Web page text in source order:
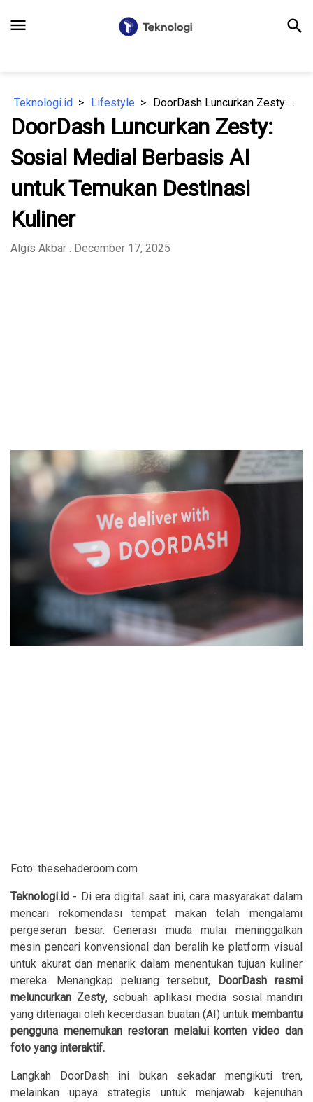
menu search
Teknologi.id Lifestyle DoorDash Luncurkan Zesty: Sosial Medial Berbasis AI untuk Temukan Destinasi Kuliner
DoorDash Luncurkan Zesty:
Sosial Medial Berbasis AI
untuk Temukan Destinasi
Kuliner
Algis Akbar . December 17, 2025
Foto: thesehaderoom.com
Teknologi.id - Di era digital saat ini, cara masyarakat dalam
mencari rekomendasi tempat makan telah mengalami
pergeseran besar. Generasi muda mulai meninggalkan
mesin pencari konvensional dan beralih ke platform visual
untuk akurat dan menarik dalam menentukan tujuan kuliner
mereka. Menangkap peluang tersebut,
DoorDash resmi
meluncurkan Zesty, sebuah aplikasi media sosial mandiri
yang ditenagai oleh kecerdasan buatan (AI) untuk membantu
pengguna menemukan restoran melalui konten video dan
foto yang interaktif.
Langkah DoorDash ini bukan sekadar mengikuti tren,
melainkan upaya strategis untuk menjawab kejenuhan